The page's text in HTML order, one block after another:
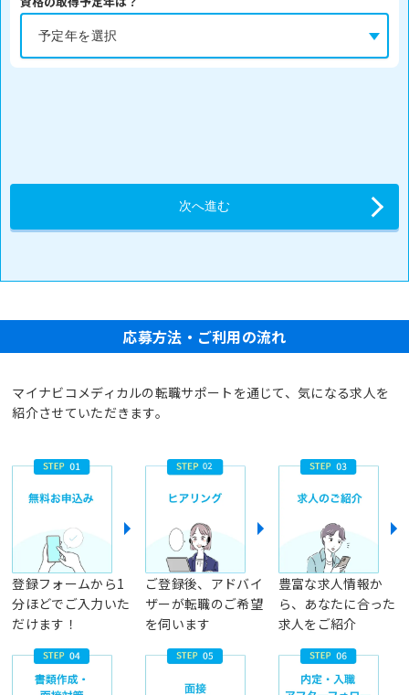
応募方法・ご利用の流れ
マイナビコメディカルの転職サポートを通じて、気になる求人を
紹介させていただきます。
登録フォームから1
分ほどでご入力いた
だけます！
ご登録後、アドバイ
ザーが転職のご希望
を伺います
豊富な求人情報か
ら、あなたに合った
求人をご紹介